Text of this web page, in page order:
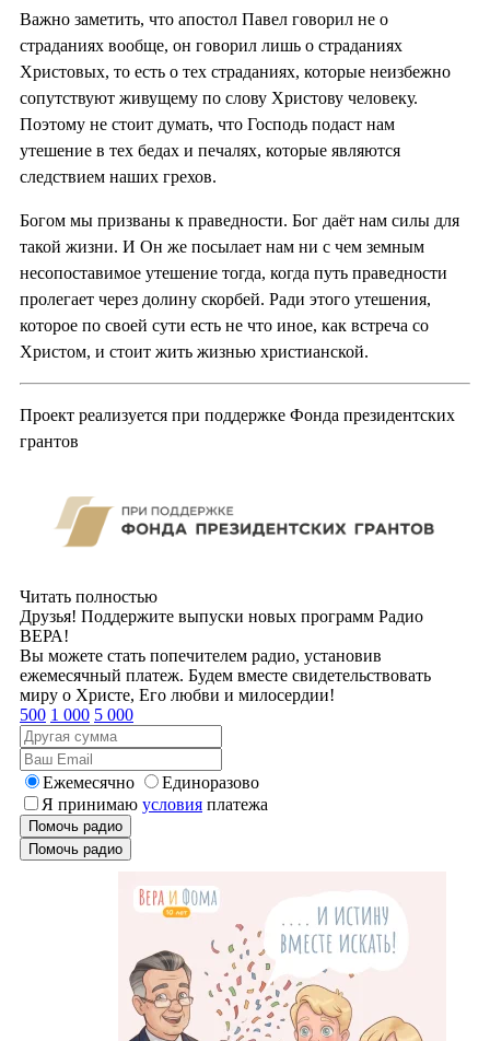
Важно заметить, что апостол Павел говорил не о
страданиях вообще, он говорил лишь о страданиях
Христовых, то есть о тех страданиях, которые неизбежно
сопутствуют живущему по слову Христову человеку.
Поэтому не стоит думать, что Господь подаст нам
утешение в тех бедах и печалях, которые являются
следствием наших грехов.
Богом мы призваны к праведности. Бог даёт нам силы для
такой жизни. И Он же посылает нам ни с чем земным
несопоставимое утешение тогда, когда путь праведности
пролегает через долину скорбей. Ради этого утешения,
которое по своей сути есть не что иное, как встреча со
Христом, и стоит жить жизнью христианской.
Проект реализуется при поддержке Фонда президентских
грантов
Читать полностью
Друзья! Поддержите выпуски новых программ Радио
ВЕРА!
Вы можете стать попечителем радио, установив
ежемесячный платеж. Будем вместе свидетельствовать
миру о Христе, Его любви и милосердии!
500 1 000 5 000
Ежемесячно
Единоразово
Я принимаю условия платежа
Помочь радио
Помочь радио